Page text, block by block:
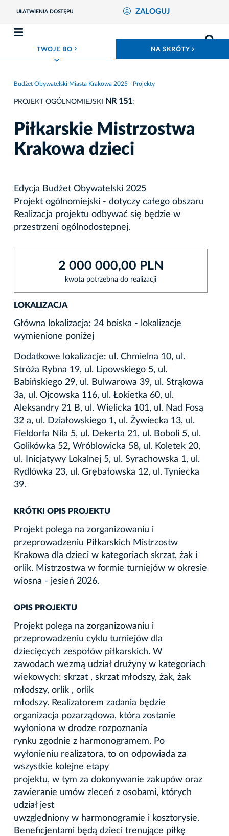
UŁATWIENIA DOSTĘPU ZALOGUJ
TWOJE BO ROZWIŃ MENU NA SKRÓTY
Budżet Obywatelski Miasta Krakowa 2025 - Projekty
PROJEKT OGÓLNOMIEJSKI NR 151:
Piłkarskie Mistrzostwa
Krakowa dzieci
Edycja Budżet Obywatelski 2025
Projekt ogólnomiejski - dotyczy całego obszaru
Realizacja projektu odbywać się będzie w
przestrzeni ogólnodostępnej.
2 000 000,00 PLN
kwota potrzebna do realizacji
LOKALIZACJA
Główna lokalizacja: 24 boiska - lokalizacje
wymienione poniżej
Dodatkowe lokalizacje: ul. Chmielna 10, ul.
Stróża Rybna 19, ul. Lipowskiego 5, ul.
Babińskiego 29, ul. Bulwarowa 39, ul. Strąkowa
3a, ul. Ojcowska 116, ul. Łokietka 60, ul.
Aleksandry 21 B, ul. Wielicka 101, ul. Nad Fosą
32 a, ul. Działowskiego 1, ul. Żywiecka 13, ul.
Fieldorfa Nila 5, ul. Dekerta 21, ul. Boboli 5, ul.
Golikówka 52, Wróblowicka 58, ul. Koletek 20,
ul. Inicjatywy Lokalnej 5, ul. Syrachowska 1, ul.
Rydlówka 23, ul. Grębałowska 12, ul. Tyniecka
39.
KRÓTKI OPIS PROJEKTU
Projekt polega na zorganizowaniu i
przeprowadzeniu Piłkarskich Mistrzostw
Krakowa dla dzieci w kategoriach skrzat, żak i
orlik. Mistrzostwa w formie turniejów w okresie
wiosna - jesień 2026.
OPIS PROJEKTU
Projekt polega na zorganizowaniu i
przeprowadzeniu cyklu turniejów dla
dziecięcych zespołów piłkarskich. W
zawodach wezmą udział drużyny w kategoriach
wiekowych: skrzat , skrzat młodszy, żak, żak
młodszy, orlik , orlik
młodszy. Realizatorem zadania będzie
organizacja pozarządowa, która zostanie
wyłoniona w drodze rozpoznania
rynku zgodnie z harmonogramem. Po
wyłonieniu realizatora, to on odpowiada za
wszystkie kolejne etapy
projektu, w tym za dokonywanie zakupów oraz
zawieranie umów zleceń z osobami, których
udział jest
uwzględniony w harmonogramie i kosztorysie.
Beneficjentami będą dzieci trenujące piłkę